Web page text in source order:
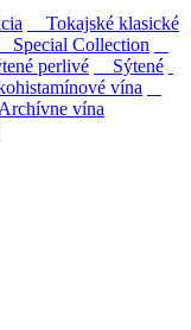
Tokajské klasické
Special Collection
perlivé
Sýtené
vína
Archívne vína